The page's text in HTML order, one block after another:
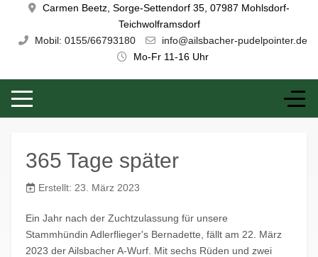
Carmen Beetz, Sorge-Settendorf 35, 07987 Mohlsdorf-
Teichwolframsdorf
Mobil: 0155/66793180
info@ailsbacher-pudelpointer.de
Mo-Fr 11-16 Uhr
365 Tage später
Erstellt: 23. März 2023
Ein Jahr nach der Zuchtzulassung für unsere
Stammhündin Adlerflieger's Bernadette, fällt am 22. März
2023 der Ailsbacher A-Wurf. Mit sechs Rüden und zwei